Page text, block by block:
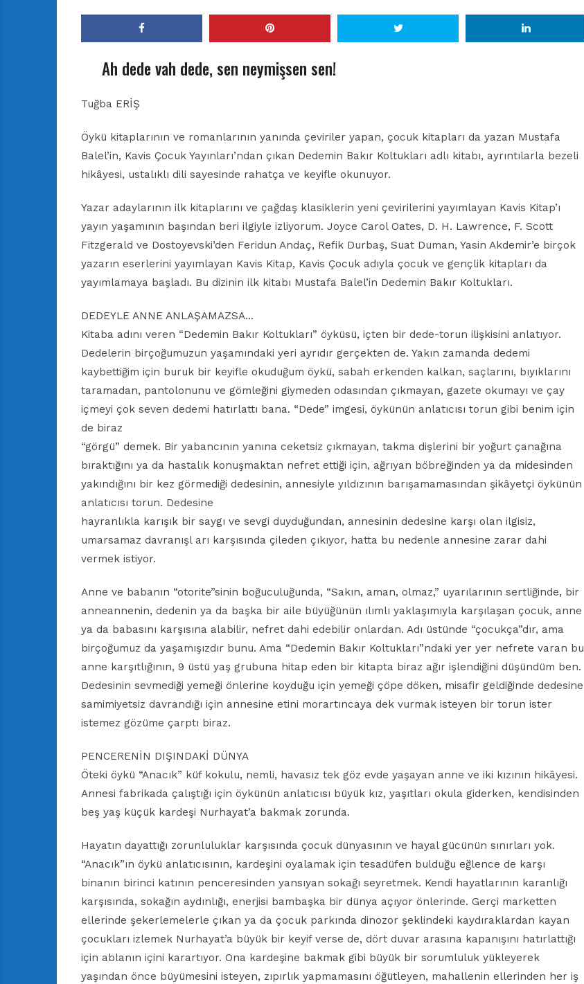
Ah dede vah dede, sen neymişsen sen!
Tuğba ERİŞ
Öykü kitaplarının ve romanlarının yanında çeviriler yapan, çocuk kitapları da yazan Mustafa
Balel’in, Kavis Çocuk Yayınları’ndan çıkan Dedemin Bakır Koltukları adlı kitabı, ayrıntılarla bezeli
hikâyesi, ustalıklı dili sayesinde rahatça ve keyifle okunuyor.
Yazar adaylarının ilk kitaplarını ve çağdaş klasiklerin yeni çevirilerini yayımlayan Kavis Kitap’ı
yayın yaşamının başından beri ilgiyle izliyorum. Joyce Carol Oates, D. H. Lawrence, F. Scott
Fitzgerald ve Dostoyevski’den Feridun Andaç, Refik Durbaş, Suat Duman, Yasin Akdemir’e birçok
yazarın eserlerini yayımlayan Kavis Kitap, Kavis Çocuk adıyla çocuk ve gençlik kitapları da
yayımlamaya başladı. Bu dizinin ilk kitabı Mustafa Balel’in Dedemin Bakır Koltukları.
DEDEYLE ANNE ANLAŞAMAZSA…
Kitaba adını veren “Dedemin Bakır Koltukları” öyküsü, içten bir dede-torun ilişkisini anlatıyor.
Dedelerin birçoğumuzun yaşamındaki yeri ayrıdır gerçekten de. Yakın zamanda dedemi
kaybettiğim için buruk bir keyifle okuduğum öykü, sabah erkenden kalkan, saçlarını, bıyıklarını
taramadan, pantolonunu ve gömleğini giymeden odasından çıkmayan, gazete okumayı ve çay
içmeyi çok seven dedemi hatırlattı bana. “Dede” imgesi, öykünün anlatıcısı torun gibi benim için
de biraz
“görgü” demek. Bir yabancının yanına ceketsiz çıkmayan, takma dişlerini bir yoğurt çanağına
bıraktığını ya da hastalık konuşmaktan nefret ettiği için, ağrıyan böbreğinden ya da midesinden
yakındığını bir kez görmediği dedesinin, annesiyle yıldızının barışamamasından şikâyetçi öykünün
anlatıcısı torun. Dedesine
hayranlıkla karışık bir saygı ve sevgi duyduğundan, annesinin dedesine karşı olan ilgisiz,
umarsamaz davranışl arı karşısında çileden çıkıyor, hatta bu nedenle annesine zarar dahi
vermek istiyor.
Anne ve babanın “otorite”sinin boğuculuğunda, “Sakın, aman, olmaz,” uyarılarının sertliğinde, bir
anneannenin, dedenin ya da başka bir aile büyüğünün ılımlı yaklaşımıyla karşılaşan çocuk, anne
ya da babasını karşısına alabilir, nefret dahi edebilir onlardan. Adı üstünde “çocukça”dır, ama
birçoğumuz da yaşamışızdır bunu. Ama “Dedemin Bakır Koltukları”ndaki yer yer nefrete varan bu
anne karşıtlığının, 9 üstü yaş grubuna hitap eden bir kitapta biraz ağır işlendiğini düşündüm ben.
Dedesinin sevmediği yemeği önlerine koyduğu için yemeği çöpe döken, misafir geldiğinde dedesine
samimiyetsiz davrandığı için annesine etini morartıncaya dek vurmak isteyen bir torun ister
istemez gözüme çarptı biraz.
PENCERENİN DIŞINDAKİ DÜNYA
Öteki öykü “Anacık” küf kokulu, nemli, havasız tek göz evde yaşayan anne ve iki kızının hikâyesi.
Annesi fabrikada çalıştığı için öykünün anlatıcısı büyük kız, yaşıtları okula giderken, kendisinden
beş yaş küçük kardeşi Nurhayat’a bakmak zorunda.
Hayatın dayattığı zorunluluklar karşısında çocuk dünyasının ve hayal gücünün sınırları yok.
“Anacık”ın öykü anlatıcısının, kardeşini oyalamak için tesadüfen bulduğu eğlence de karşı
binanın birinci katının penceresinden yansıyan sokağı seyretmek. Kendi hayatlarının karanlığı
karşısında, sokağın aydınlığı, enerjisi bambaşka bir dünya açıyor önlerinde. Gerçi marketten
ellerinde şekerlemelerle çıkan ya da çocuk parkında dinozor şeklindeki kaydıraklardan kayan
çocukları izlemek Nurhayat’a büyük bir keyif verse de, dört duvar arasına kapanışını hatırlattığı
için ablanın içini karartıyor. Ona kardeşine bakmak gibi büyük bir sorumluluk yükleyerek
yaşından önce büyümesini isteyen, zıpırlık yapmamasını öğütleyen, mahallenin ellerinden her iş